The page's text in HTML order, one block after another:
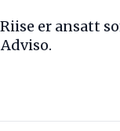
er ansatt